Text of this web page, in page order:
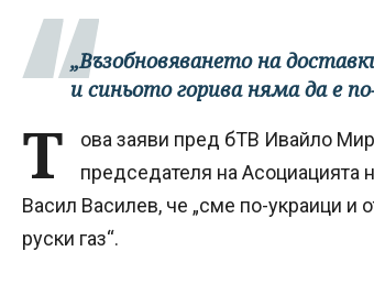
„Възобновяването на
и синьото горива няма да е
Т
ова заяви пред бТВ Ивайло
председателя на Асоциацията
Васил Василев, че „сме по-украици и
руски газ“.